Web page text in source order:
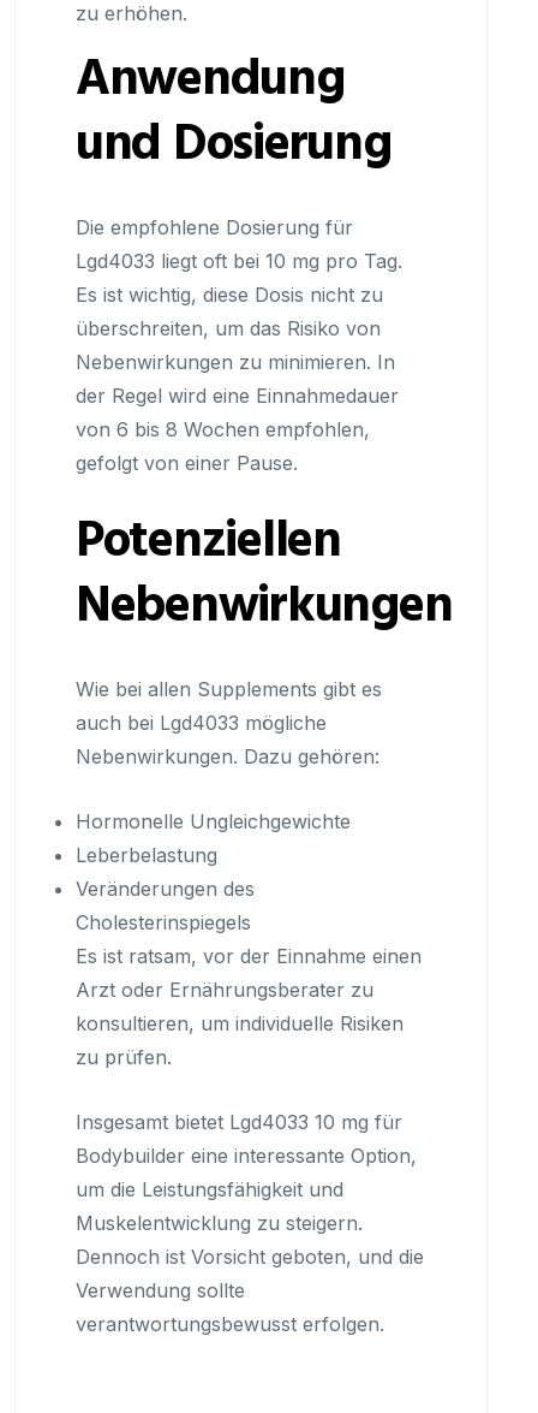
zu erhöhen.
Anwendung
und Dosierung
Die empfohlene Dosierung für
Lgd4033 liegt oft bei 10 mg pro Tag.
Es ist wichtig, diese Dosis nicht zu
überschreiten, um das Risiko von
Nebenwirkungen zu minimieren. In
der Regel wird eine Einnahmedauer
von 6 bis 8 Wochen empfohlen,
gefolgt von einer Pause.
Potenziellen
Nebenwirkungen
Wie bei allen Supplements gibt es
auch bei Lgd4033 mögliche
Nebenwirkungen. Dazu gehören:
Hormonelle Ungleichgewichte
Leberbelastung
Veränderungen des
Cholesterinspiegels
Es ist ratsam, vor der Einnahme einen
Arzt oder Ernährungsberater zu
konsultieren, um individuelle Risiken
zu prüfen.
Insgesamt bietet Lgd4033 10 mg für
Bodybuilder eine interessante Option,
um die Leistungsfähigkeit und
Muskelentwicklung zu steigern.
Dennoch ist Vorsicht geboten, und die
Verwendung sollte
verantwortungsbewusst erfolgen.